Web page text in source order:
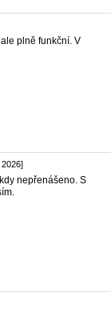
plně funkční. V
nepřenášeno. S